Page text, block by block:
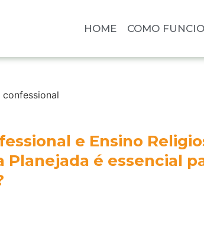
HOME COMO
e Ensino
é essencial